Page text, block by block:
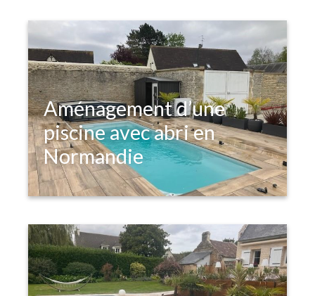
Aménagement d’une
piscine avec abri en
Normandie